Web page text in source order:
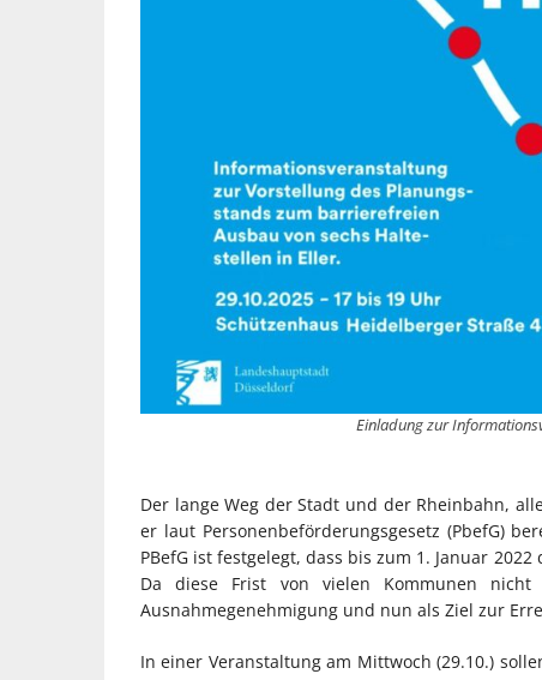
Einladung zur
Der lange Weg der Stadt und der Rheinbahn,
er laut Personenbeförderungsgesetz (PbefG)
PBefG ist festgelegt, dass bis zum 1. Januar
Da diese Frist von vielen Kommunen
Ausnahmegenehmigung und nun als Ziel zur
In einer Veranstaltung am Mittwoch (29.10.)